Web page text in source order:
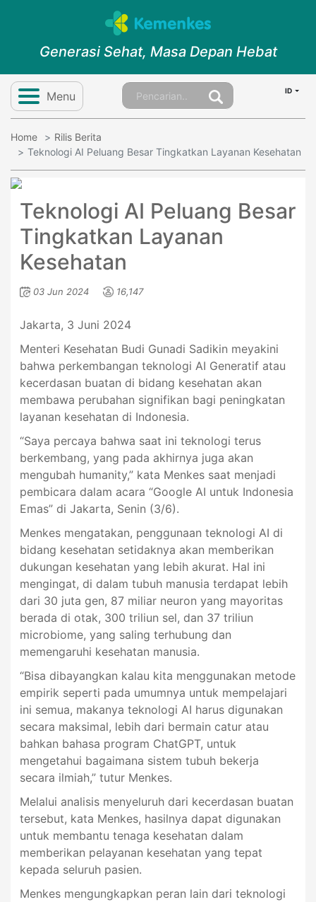
Generasi Sehat, Masa Depan Hebat
Menu ID
Home
Rilis Berita
Teknologi AI Peluang Besar Tingkatkan Layanan Kesehatan
Teknologi AI Peluang Besar
Tingkatkan Layanan
Kesehatan
03 Jun 2024 16,147
Jakarta, 3 Juni 2024
Menteri Kesehatan Budi Gunadi Sadikin meyakini
bahwa perkembangan teknologi AI Generatif atau
kecerdasan buatan di bidang kesehatan akan
membawa perubahan signifikan bagi peningkatan
layanan kesehatan di Indonesia.
“Saya percaya bahwa saat ini teknologi terus
berkembang, yang pada akhirnya juga akan
mengubah humanity,” kata Menkes saat menjadi
pembicara dalam acara “Google AI untuk Indonesia
Emas” di Jakarta, Senin (3/6).
Menkes mengatakan, penggunaan teknologi AI di
bidang kesehatan setidaknya akan memberikan
dukungan kesehatan yang lebih akurat. Hal ini
mengingat, di dalam tubuh manusia terdapat lebih
dari 30 juta gen, 87 miliar neuron yang mayoritas
berada di otak, 300 triliun sel, dan 37 triliun
microbiome, yang saling terhubung dan
memengaruhi kesehatan manusia.
“Bisa dibayangkan kalau kita menggunakan metode
empirik seperti pada umumnya untuk mempelajari
ini semua, makanya teknologi AI harus digunakan
secara maksimal, lebih dari bermain catur atau
bahkan bahasa program ChatGPT, untuk
mengetahui bagaimana sistem tubuh bekerja
secara ilmiah,” tutur Menkes.
Melalui analisis menyeluruh dari kecerdasan buatan
tersebut, kata Menkes, hasilnya dapat digunakan
untuk membantu tenaga kesehatan dalam
memberikan pelayanan kesehatan yang tepat
kepada seluruh pasien.
Menkes mengungkapkan peran lain dari teknologi